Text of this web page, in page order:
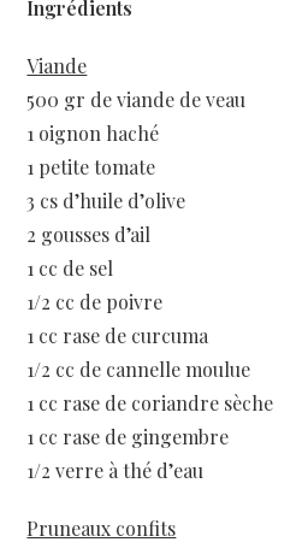
Ingrédients
Viande
500 gr de viande de veau
1 oignon haché
1 petite tomate
3 cs d’huile d’olive
2 gousses d’ail
1 cc de sel
1/2 cc de poivre
1 cc rase de curcuma
1/2 cc de cannelle moulue
1 cc rase de coriandre sèche
1 cc rase de gingembre
1/2 verre à thé d’eau
Pruneaux confits